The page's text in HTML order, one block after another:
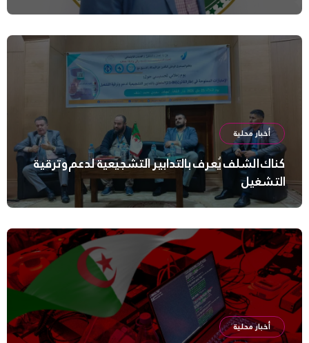
أخبار محلية
كناك الشلف يُعرف بالتدابير التشجيعية لدعم وترقية
التشغيل
أخبار محلية